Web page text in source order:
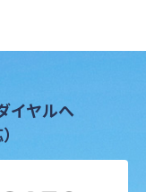
イヤルへ